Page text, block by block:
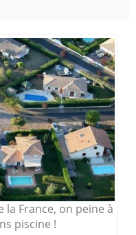
la France, on peine à
piscine !